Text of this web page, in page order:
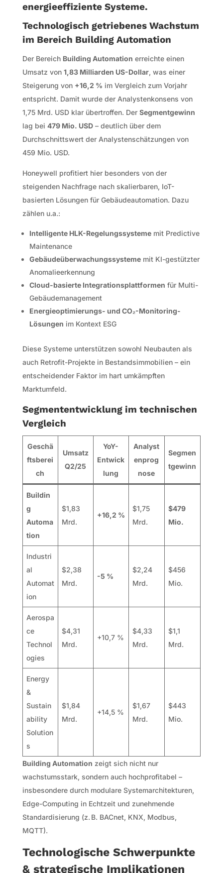
energieeffiziente Systeme.
Technologisch getriebenes Wachstum
im Bereich Building Automation
Der Bereich Building Automation erreichte einen
Umsatz von 1,83 Milliarden US-Dollar, was einer
Steigerung von +16,2 % im Vergleich zum Vorjahr
entspricht. Damit wurde der Analystenkonsens von
1,75 Mrd. USD klar übertroffen. Der Segmentgewinn
lag bei 479 Mio. USD– deutlich über dem
Durchschnittswert der Analystenschätzungen von
459 Mio. USD.
Honeywell profitiert hier besonders von der
steigenden Nachfrage nach skalierbaren, IoT-
basierten Lösungen für Gebäudeautomation. Dazu
zählen u.a.:
Intelligente HLK-Regelungssystememit Predictive
Maintenance
Gebäudeüberwachungssystememit KI-gestützter
Anomalieerkennung
Cloud-basierte Integrationsplattformen für Multi-
Gebäudemanagement
Energieoptimierungs- und CO₂-Monitoring-
Lösungen im Kontext ESG
Diese Systeme unterstützen sowohl Neubauten als
auch Retrofit-Projekte in Bestandsimmobilien – ein
entscheidender Faktor im hart umkämpften
Marktumfeld.
Segmententwicklung im technischen
Vergleich
Geschä
ftsberei
ch
Umsatz
Q2/25
YoY-
Entwick
lung
Analyst
enprog
nose
Segmen
tgewinn
Buildin
g
Automa
tion
$1,83
Mrd.
+16,2 %
$1,75
Mrd.
$479
Mio.
Industri
al
Automat
ion
$2,38
Mrd.
-5 %
$2,24
Mrd.
$456
Mio.
Aerospa
ce
Technol
ogies
$4,31
Mrd.
+10,7 %
$4,33
Mrd.
$1,1
Mrd.
Energy
&
Sustain
ability
Solution
s
$1,84
Mrd.
+14,5 %
$1,67
Mrd.
$443
Mio.
Building Automation zeigt sich nicht nur
wachstumsstark, sondern auch hochprofitabel –
insbesondere durch modulare Systemarchitekturen,
Edge-Computing in Echtzeit und zunehmende
Standardisierung (z. B. BACnet, KNX, Modbus,
MQTT).
Technologische Schwerpunkte
& strategische Implikationen